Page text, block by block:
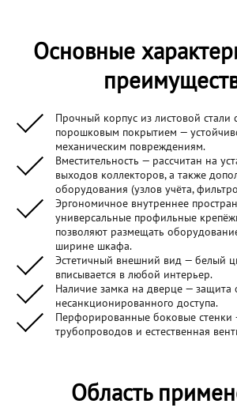
Основные
Прочный корпус из листовой стали
порошковым покрытием —
механическим повреждениям.
Вместительность — рассчитан на
выходов коллекторов, а также
оборудования (узлов учёта,
Эргономичное внутреннее
универсальные профильные
позволяют размещать
ширине шкафа.
Эстетичный внешний вид — белый
вписывается в любой интерьер.
Наличие замка на дверце — защита
несанкционированного доступа.
Перфорированные боковые стенки
трубопроводов и естественная
Область